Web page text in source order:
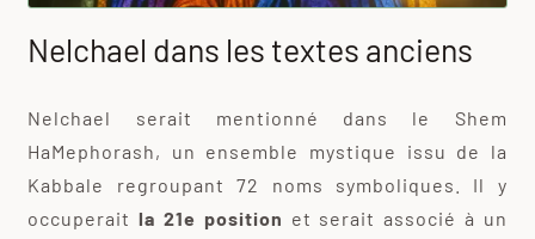
Nelchael dans les textes anciens
Nelchael serait mentionné dans le Shem
HaMephorash, un ensemble mystique issu de la
Kabbale regroupant 72 noms symboliques. Il y
occuperait la 21e position et serait associé à un